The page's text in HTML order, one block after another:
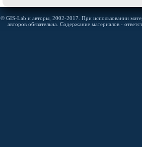
© GIS-Lab и авторы, 2002-2017. При использовании
авторов обязательна. Содержание материалов -